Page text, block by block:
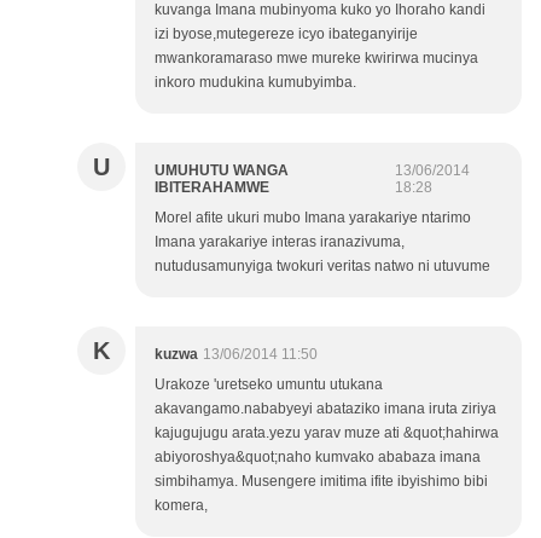
kuvanga Imana mubinyoma kuko yo Ihoraho kandi
izi byose,mutegereze icyo ibateganyirije
mwankoramaraso mwe mureke kwirirwa mucinya
inkoro mudukina kumubyimba.
U
UMUHUTU WANGA
IBITERAHAMWE
13/06/2014
18:28
Morel afite ukuri mubo Imana yarakariye ntarimo
Imana yarakariye interas iranazivuma,
nutudusamunyiga twokuri veritas natwo ni utuvume
K kuzwa 13/06/2014 11:50
Urakoze 'uretseko umuntu utukana
akavangamo.nababyeyi abataziko imana iruta ziriya
kajugujugu arata.yezu yarav muze ati &quot;hahirwa
abiyoroshya&quot;naho kumvako ababaza imana
simbihamya. Musengere imitima ifite ibyishimo bibi
komera,